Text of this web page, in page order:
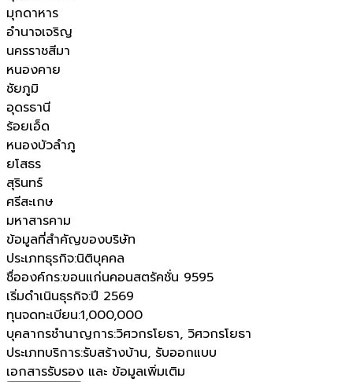
มุกดาหาร
อำนาจเจริญ
นครราชสีมา
หนองคาย
ชัยภูมิ
อุดรธานี
ร้อยเอ็ด
หนองบัวลำภู
ยโสธร
สุรินทร์
ศรีสะเกษ
มหาสารคาม
ข้อมูลที่สำคัญของบริษัท
ประเภทธุรกิจ:นิติบุคคล
ชื่อองค์กร:ขอนแก่นคอนสตรัคชั่น 9595
เริ่มดำเนินธุรกิจ:ปี 2569
ทุนจดทะเบียน:1,000,000
บุคลากรชำนาญการ:วิศวกรโยธา, วิศวกรโยธา
ประเภทบริการ:รับสร้างบ้าน, รับออกแบบ
เอกสารรับรอง และ ข้อมูลเพิ่มเติม